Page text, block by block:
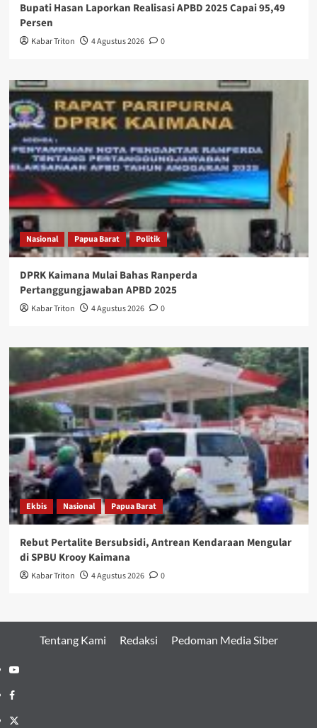
Bupati Hasan Laporkan Realisasi APBD 2025 Capai 95,49
Persen
Kabar Triton 4 Agustus 2026 0
Nasional Papua Barat Politik
DPRK Kaimana Mulai Bahas Ranperda
Pertanggungjawaban APBD 2025
Kabar Triton 4 Agustus 2026 0
Ekbis Nasional Papua Barat
Rebut Pertalite Bersubsidi, Antrean Kendaraan Mengular
di SPBU Krooy Kaimana
Kabar Triton 4 Agustus 2026 0
Tentang Kami Redaksi Pedoman Media Siber
Youtube
Facebook
Twitter